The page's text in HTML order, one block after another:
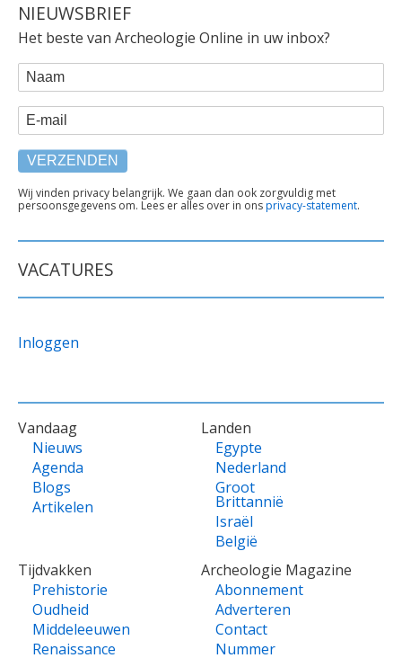
NIEUWSBRIEF
Het beste van Archeologie Online in uw inbox?
WEBFORM
Naam
E-mail
TEKST
ONDER
Wij vinden privacy belangrijk. We gaan dan ook zorgvuldig met
persoonsgegevens om. Lees er alles over in onsprivacy-statement.
VACATURES
Inloggen
VOET
Vandaag
Nieuws
Agenda
Blogs
Artikelen
Landen
Egypte
Nederland
Groot
Brittannië
Israël
België
Tijdvakken
Prehistorie
Oudheid
Middeleeuwen
Renaissance
Archeologie Magazine
Abonnement
Adverteren
Contact
Nummer